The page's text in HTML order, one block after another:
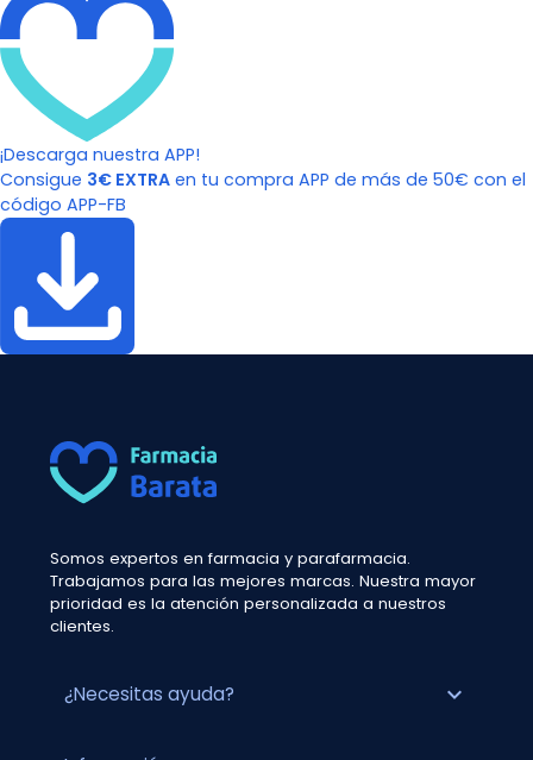
¡Descarga nuestra APP!
Consigue 3€ EXTRA en tu compra APP de más de 50€ con el
código APP-FB
Somos expertos en farmacia y parafarmacia.
Trabajamos para las mejores marcas. Nuestra mayor
prioridad es la atención personalizada a nuestros
clientes.
¿Necesitas ayuda? expand_more